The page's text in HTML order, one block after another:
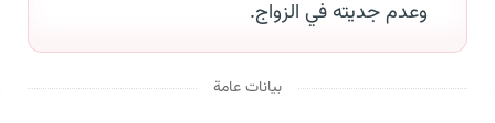
وعدم جديته في الزواج.
بيانات عامة